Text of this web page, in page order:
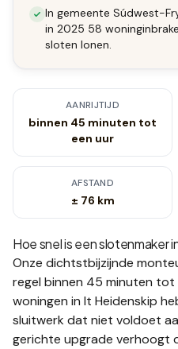
In gemeente Súdwest-
in 2025 58
sloten lonen.
AANRIJTIJD
binnen 45 minuten tot
een uur
AFSTAND
± 76 km
Hoe snel is een slotenmaker
Onze dichtstbijzijnde
regel binnen 45 minuten tot
woningen in It Heidenskip
sluitwerk dat niet voldoet
gerichte upgrade verhoogt